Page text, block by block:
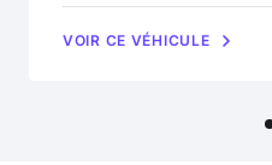
VOIR CE VÉHICULE